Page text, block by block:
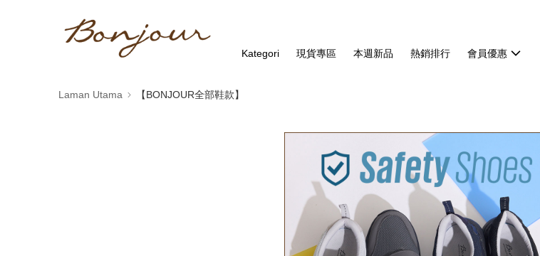
Kategori 現貨專區 本週新品 熱銷排行 會員優惠
Laman Utama 【BONJOUR全部鞋款】